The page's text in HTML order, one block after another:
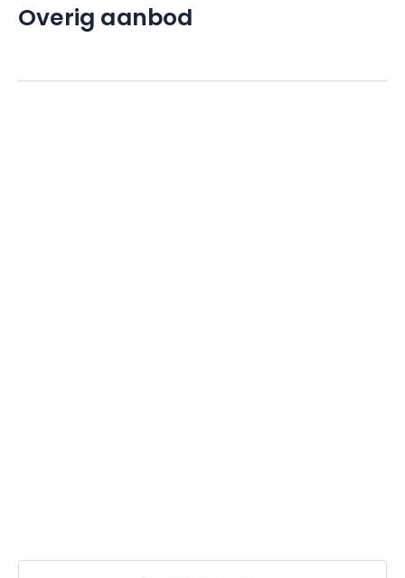
Overig aanbod